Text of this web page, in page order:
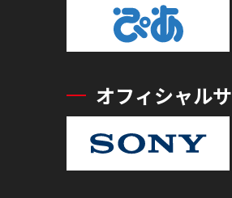
オフィシャル